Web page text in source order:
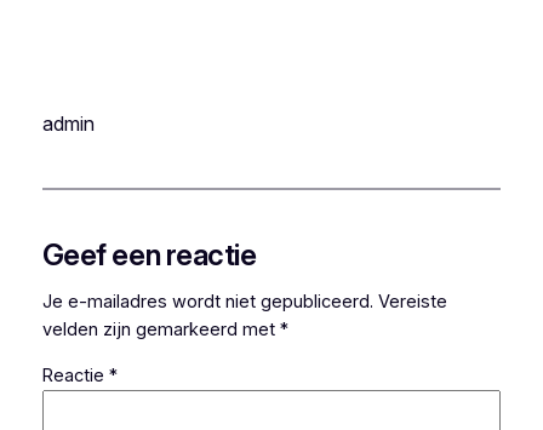
admin
Geef een reactie
Je e-mailadres wordt niet gepubliceerd. Vereiste
velden zijn gemarkeerd met *
Reactie *